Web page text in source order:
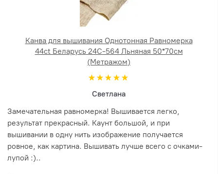
Канва для вышивания Однотонная Равномерка
44ct Беларусь 24С-564 Льняная 50*70см
(Метражом)
Светлана
Замечательная равномерка! Вышивается легко,
результат прекрасный. Каунт большой, и при
вышивании в одну нить изображение получается
ровное, как картина. Вышивать лучше всего с очками-
лупой :)..